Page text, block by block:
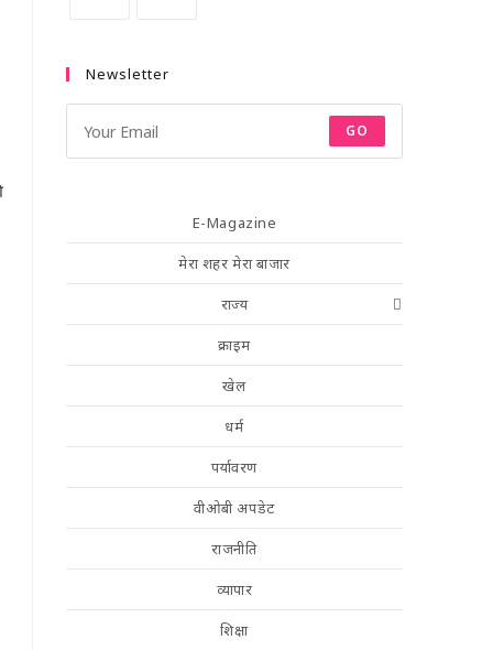
Newsletter
GO
E-Magazine
मेरा शहर मेरा बाजार
राज्य
क्राइम
खेल
धर्म
पर्यावरण
वीओबी अपडेट
राजनीति
व्यापार
शिक्षा